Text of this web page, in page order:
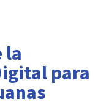
la
para